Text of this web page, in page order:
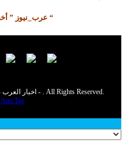
#عرب_نيوز ” أخبار العرب كل العرب “
AmcTag